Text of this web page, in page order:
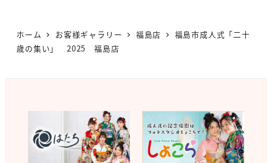
ホーム お客様ギャラリー 福島店
福島市成人式「二十
歳の集い」 2025 福島店